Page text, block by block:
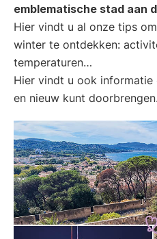
emblematische stad aan
Hier vindt u al onze tips
winter te ontdekken:
temperaturen…
Hier vindt u ook
en nieuw kunt doorbrengen.